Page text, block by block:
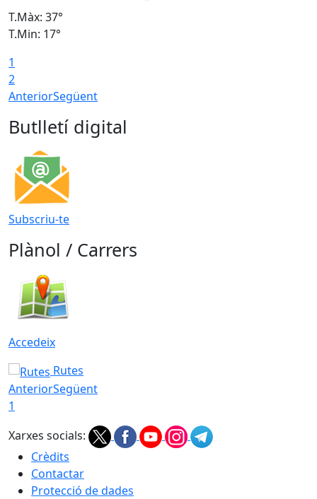
T.Màx: 37°
T.Min: 17°
1
2
AnteriorSegüent
Butlletí digital
Subscriu-te
Plànol / Carrers
Accedeix
Rutes
AnteriorSegüent
1
Xarxes socials:
Crèdits
Contactar
Protecció de dades